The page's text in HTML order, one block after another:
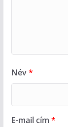
Név*
E-mail cím *